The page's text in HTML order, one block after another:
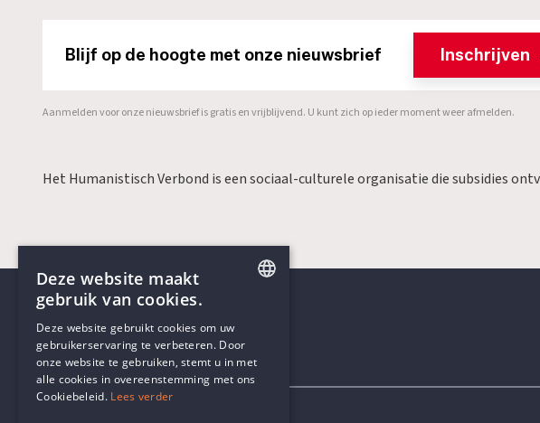
Blijf op de hoogte met onze nieuwsbrief Inschrijven
Aanmelden voor onze nieuwsbrief is gratis en vrijblijvend. U kunt zich op ieder moment weer afmelden.
Het Humanistisch Verbond is een sociaal-culturele organisatie die subsidies
Contactgegevens
DUTCH
Deze website maakt
gebruik van cookies.
Deze website gebruikt cookies om uw
gebruikerservaring te verbeteren. Door
onze website te gebruiken, stemt u in met
alle cookies in overeenstemming met ons
Cookiebeleid. Lees verder